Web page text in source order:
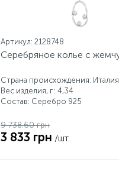
Артикул: 2128748
Серебряное колье с
Страна происхождения: Италия
Вес изделия, г.: 4,34
Состав: Серебро 925
9 738.60 грн
3 833 грн /шт.